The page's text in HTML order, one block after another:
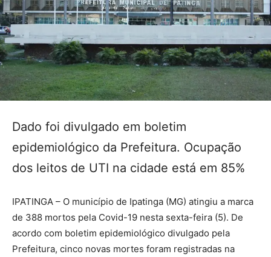
Dado foi divulgado em boletim
epidemiológico da Prefeitura. Ocupação
dos leitos de UTI na cidade está em 85%
IPATINGA – O município de Ipatinga (MG) atingiu a marca
de 388 mortos pela Covid-19 nesta sexta-feira (5). De
acordo com boletim epidemiológico divulgado pela
Prefeitura, cinco novas mortes foram registradas na